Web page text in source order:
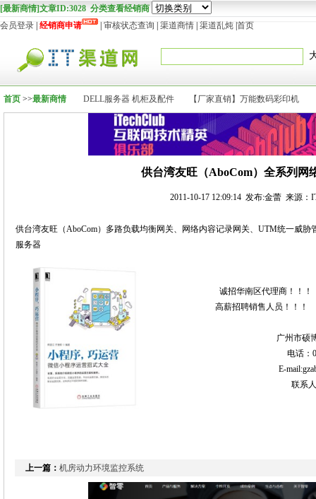
[最新商情]文章ID:3028 分类查看经销商
会员登录 经销商申请 审核状态查询 渠道商情 渠道乱炖 首页
首页 >>最新商情 DELL服务器 机柜及配件 【厂家直销】万能数码彩印机
供台湾友旺（AboCom）全系列网
2011-10-17 12:09:14 发布:金蕾 来源：
供台湾友旺（AboCom）多路负载均衡网关、网络内容记录网关、UTM统一威
服务器
诚招华南区代理商！！！
高薪招聘销售人员！！！
广州市硕博网络科
电话：020-
E-
联系人：刘
上一篇： 机房动力环境监控系统